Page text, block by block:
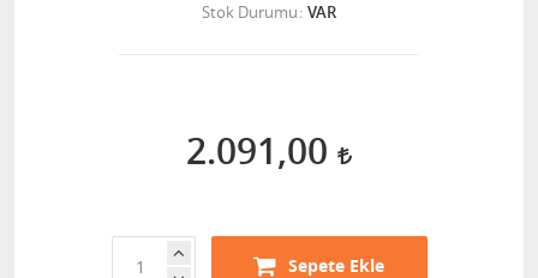
Stok Durumu VAR
2.091,00
Sepete Ekle